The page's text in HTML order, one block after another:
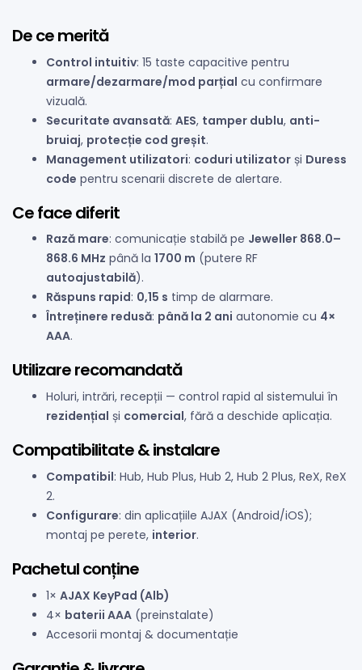
De ce merită
Control intuitiv: 15 taste capacitive pentru
armare/dezarmare/mod parțial cu confirmare
vizuală.
Securitate avansată: AES, tamper dublu, anti-
bruiaj, protecție cod greșit.
Management utilizatori: coduri utilizator și Duress
code pentru scenarii discrete de alertare.
Ce face diferit
Rază mare: comunicație stabilă pe Jeweller 868.0–
868.6 MHz până la 1700 m (putere RF
autoajustabilă).
Răspuns rapid: 0,15 s timp de alarmare.
Întreținere redusă: până la 2 ani autonomie cu 4×
AAA.
Utilizare recomandată
Holuri, intrări, recepții — control rapid al sistemului în
rezidențial și comercial, fără a deschide aplicația.
Compatibilitate & instalare
Compatibil: Hub, Hub Plus, Hub 2, Hub 2 Plus, ReX, ReX
2.
Configurare: din aplicațiile AJAX (Android/iOS);
montaj pe perete, interior.
Pachetul conține
1× AJAX KeyPad (Alb)
4× baterii AAA (preinstalate)
Accesorii montaj & documentație